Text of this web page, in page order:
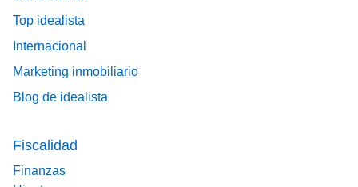
Top idealista
Internacional
Marketing inmobiliario
Blog de idealista
Fiscalidad
Finanzas